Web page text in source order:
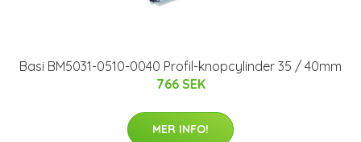
Basi BM5031-0510-0040 Profil-knopcylinder 35 / 40mm
766 SEK
MER INFO!